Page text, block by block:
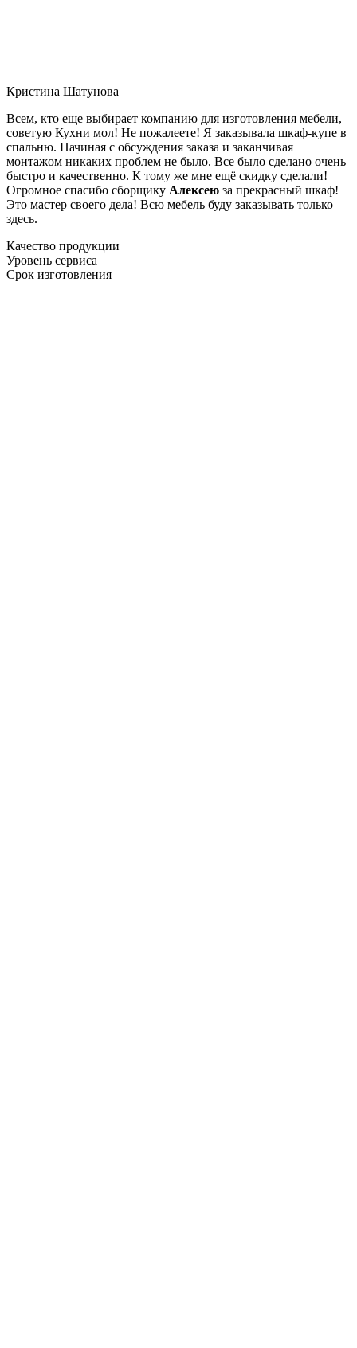
Кристина Шатунова
Всем, кто еще выбирает компанию для изготовления мебели,
советую Кухни мол! Не пожалеете! Я заказывала шкаф-купе в
спальню. Начиная с обсуждения заказа и заканчивая
монтажом никаких проблем не было. Все было сделано очень
быстро и качественно. К тому же мне ещё скидку сделали!
Огромное спасибо сборщику Алексею за прекрасный шкаф!
Это мастер своего дела! Всю мебель буду заказывать только
здесь.
Качество продукции
Уровень сервиса
Срок изготовления